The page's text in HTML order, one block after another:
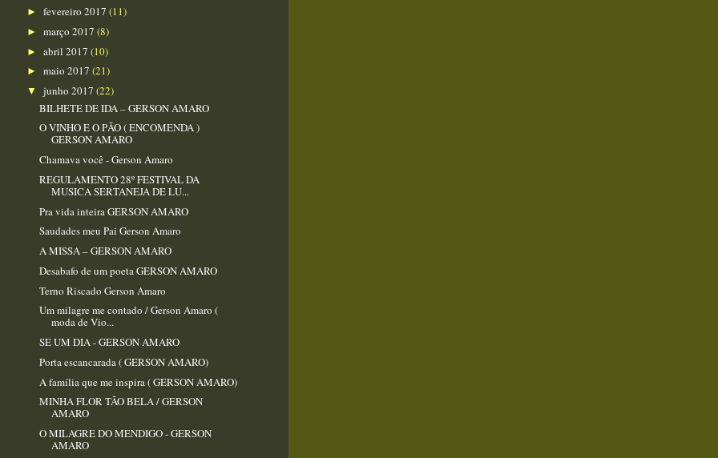
► fevereiro 2017 (11)
► março 2017 (8)
► abril 2017 (10)
► maio 2017 (21)
▼ junho 2017 (22)
BILHETE DE IDA – GERSON AMARO
O VINHO E O PÃO ( ENCOMENDA )
GERSON AMARO
Chamava você - Gerson Amaro
REGULAMENTO 28º FESTIVAL DA
MUSICA SERTANEJA DE LU...
Pra vida inteira GERSON AMARO
Saudades meu Pai Gerson Amaro
A MISSA – GERSON AMARO
Desabafo de um poeta GERSON AMARO
Terno Riscado Gerson Amaro
Um milagre me contado / Gerson Amaro (
moda de Vio...
SE UM DIA - GERSON AMARO
Porta escancarada ( GERSON AMARO)
A família que me inspira ( GERSON AMARO)
MINHA FLOR TÃO BELA / GERSON
AMARO
O MILAGRE DO MENDIGO - GERSON
AMARO